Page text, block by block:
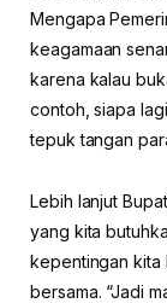
Mengapa
keagamaan
karena kalau
contoh, siapa
tepuk tangan
Lebih lanjut
yang kita
kepentingan kita
bersama. “Jadi